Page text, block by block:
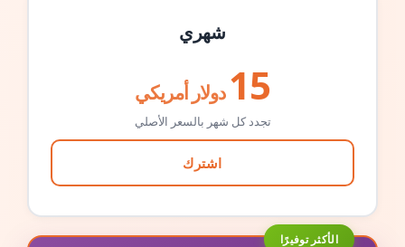
شهري
15 دولار أمريكي
تجدد كل شهر بالسعر الأصلي
اشترك
الأكثر توفيرًا